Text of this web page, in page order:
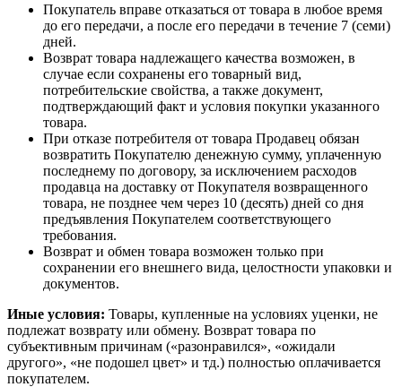
Покупатель вправе отказаться от товара в любое время
до его передачи, а после его передачи в течение 7 (семи)
дней.
Возврат товара надлежащего качества возможен, в
случае если сохранены его товарный вид,
потребительские свойства, а также документ,
подтверждающий факт и условия покупки указанного
товара.
При отказе потребителя от товара Продавец обязан
возвратить Покупателю денежную сумму, уплаченную
последнему по договору, за исключением расходов
продавца на доставку от Покупателя возвращенного
товара, не позднее чем через 10 (десять) дней со дня
предъявления Покупателем соответствующего
требования.
Возврат и обмен товара возможен только при
сохранении его внешнего вида, целостности упаковки и
документов.
Иные условия: Товары, купленные на условиях уценки, не
подлежат возврату или обмену. Возврат товара по
субъективным причинам («разонравился», «ожидали
другого», «не подошел цвет» и тд.) полностью оплачивается
покупателем.